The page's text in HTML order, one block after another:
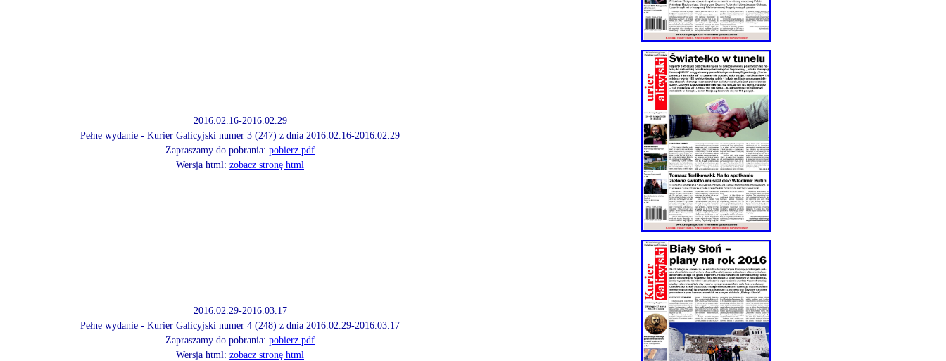
2016.02.16-2016.02.29
Pełne wydanie - Kurier Galicyjski numer 3 (247) z dnia 2016.02.16-2016.02.29
Zapraszamy do pobrania: pobierz pdf
Wersja html: zobacz stronę html
2016.02.29-2016.03.17
Pełne wydanie - Kurier Galicyjski numer 4 (248) z dnia 2016.02.29-2016.03.17
Zapraszamy do pobrania: pobierz pdf
Wersja html: zobacz stronę html